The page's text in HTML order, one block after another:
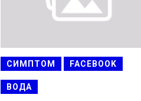
СИМПТОМ FACEBOOK
ВОДА